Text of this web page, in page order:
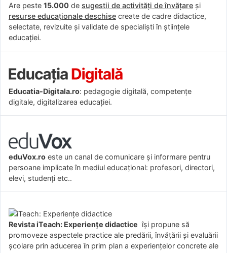
Are peste 15.000 de sugestii de activități de învățare și
resurse educaționale deschise create de cadre didactice,
selectate, revizuite și validate de specialiști în științele
educației.
Educatia-Digitala.ro: pedagogie digitală, competențe
digitale, digitalizarea educației.
eduVox.ro este un canal de comunicare și informare pentru
persoane implicate în mediul educațional: profesori, directori,
elevi, studenți etc..
Revista iTeach: Experienţe didactice îşi propune să
promoveze aspectele practice ale predării, învăţării şi evaluării
şcolare prin aducerea în prim plan a experienţelor concrete ale